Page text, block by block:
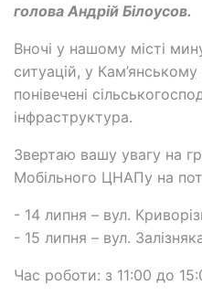
голова Андрій Білоусов.
Вночі у нашому місті
ситуацій, у
понівечені
інфраструктура.
Звертаю вашу увагу на
Мобільного ЦНАПу на
- 14 липня – вул.
- 15 липня – вул.
Час роботи: з 11:00 до